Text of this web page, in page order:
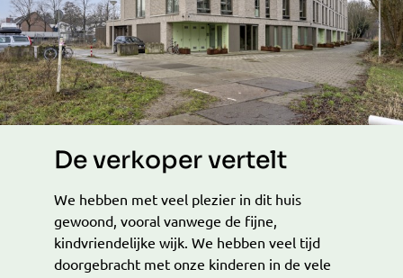
De verkoper vertelt
We hebben met veel plezier in dit huis
gewoond, vooral vanwege de fijne,
kindvriendelijke wijk. We hebben veel tijd
doorgebracht met onze kinderen in de vele